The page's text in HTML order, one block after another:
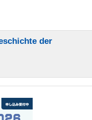
der